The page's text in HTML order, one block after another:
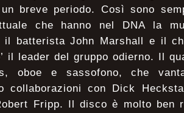
breve periodo. Così sono
che hanno nel DNA la
il batterista John Marshall e il
il leader del gruppo odierno. Il
oboe e sassofono, che
collaborazioni con Dick
Fripp. Il disco è molto ben